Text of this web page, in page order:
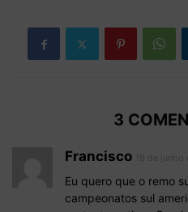
3
Francisco
Eu quero que o remo
campeonatos sul